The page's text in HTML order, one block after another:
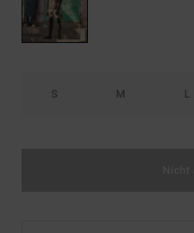
S M L